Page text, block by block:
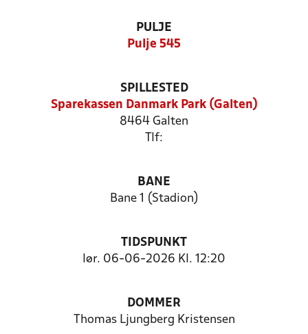
PULJE
Pulje 545
SPILLESTED
Sparekassen Danmark Park (Galten)
8464 Galten
Tlf:
BANE
Bane 1 (Stadion)
TIDSPUNKT
lør. 06-06-2026 Kl. 12:20
DOMMER
Thomas Ljungberg Kristensen